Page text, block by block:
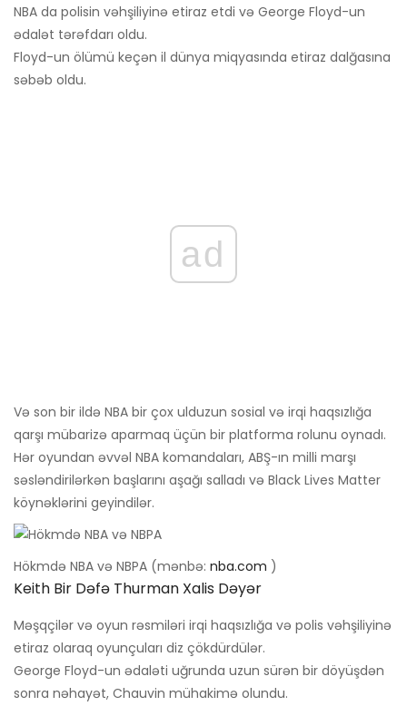
NBA da polisin vəhşiliyinə etiraz etdi və George Floyd-un
ədalət tərəfdarı oldu.
Floyd-un ölümü keçən il dünya miqyasında etiraz dalğasına
səbəb oldu.
ad
Və son bir ildə NBA bir çox ulduzun sosial və irqi haqsızlığa
qarşı mübarizə aparmaq üçün bir platforma rolunu oynadı.
Hər oyundan əvvəl NBA komandaları, ABŞ-ın milli marşı
səsləndirilərkən başlarını aşağı salladı və Black Lives Matter
köynəklərini geyindilər.
Hökmdə NBA və NBPA (mənbə: nba.com )
Keith Bir Dəfə Thurman Xalis Dəyər
Məşqçilər və oyun rəsmiləri irqi haqsızlığa və polis vəhşiliyinə
etiraz olaraq oyunçuları diz çökdürdülər.
George Floyd-un ədaləti uğrunda uzun sürən bir döyüşdən
sonra nəhayət, Chauvin mühakimə olundu.